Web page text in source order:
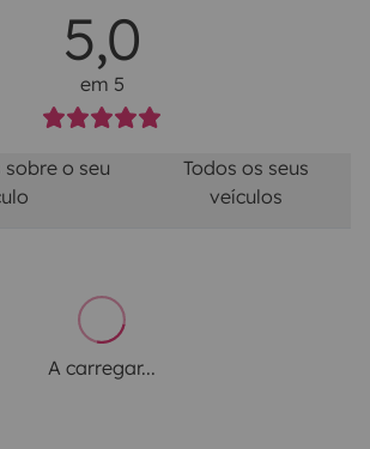
5,0
em 5
o seu
Todos os seus
veículos
A carregar...